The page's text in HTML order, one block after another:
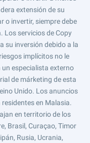
extensión de su
o invertir, siempre debe
Los servicios de Copy
su inversión debido a la
implícitos no le
especialista externo
de márketing de esta
Unido. Los anuncios
en Malasia.
en territorio de los
Brasil, Curaçao, Timor
Rusia, Ucrania,